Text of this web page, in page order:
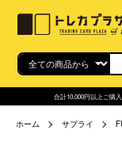
合計10,000円以上ご購
ホーム サプライ